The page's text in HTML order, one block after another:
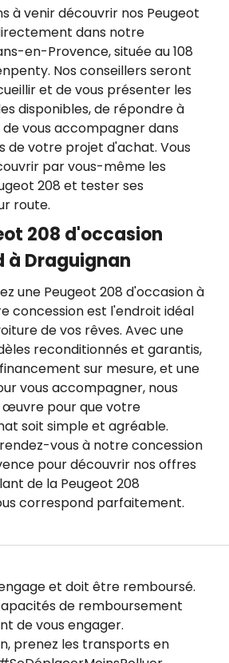
à venir découvrir nos Peugeot
dans notre
en-Provence, située au 108
Nos conseillers seront
et de vous présenter les
disponibles, de répondre à
vous accompagner dans
de votre projet d'achat. Vous
par vous-même les
208 et tester ses
route.
208 d'occasion
à Draguignan
une Peugeot 208 d'occasion à
concession est l'endroit idéal
de vos rêves. Avec une
reconditionnés et garantis,
sur mesure, et une
vous accompagner, nous
pour que votre
soit simple et agréable.
vous à notre concession
pour découvrir nos offres
de la Peugeot 208
correspond parfaitement.
et doit être remboursé.
de remboursement
de vous engager.
prenez les transports en